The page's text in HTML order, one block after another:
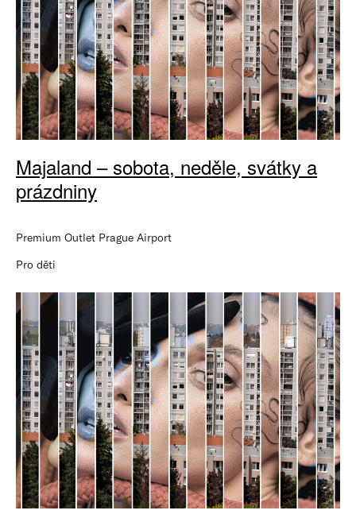
Majaland – sobota, neděle, svátky a
prázdniny
Premium Outlet Prague Airport
Pro děti